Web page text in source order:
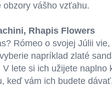
obzory vášho vzťahu.
, Rhapis Flowers
Rómeo o svojej Júlii
napríklad zlaté
lete si ich užijete naplno
keď vám ich budete